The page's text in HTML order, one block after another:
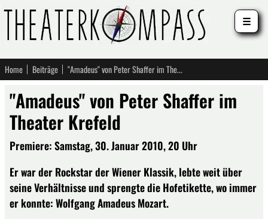
Home Beiträge "Amadeus" von Peter Shaffer im Theater Krefeld
"Amadeus" von Peter Shaffer im
Theater Krefeld
Premiere: Samstag, 30. Januar 2010, 20 Uhr
Er war der Rockstar der Wiener Klassik, lebte weit über
seine Verhältnisse und sprengte die Hofetikette, wo immer
er konnte: Wolfgang Amadeus Mozart.
☰